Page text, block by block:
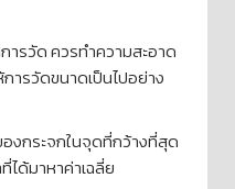
ารวัด ควรทำความสะอาด
ารวัดขนาดเป็นไปอย่าง
งกระจกในจุดที่กว้างที่สุด
ด้มาหาค่าเฉลี่ย